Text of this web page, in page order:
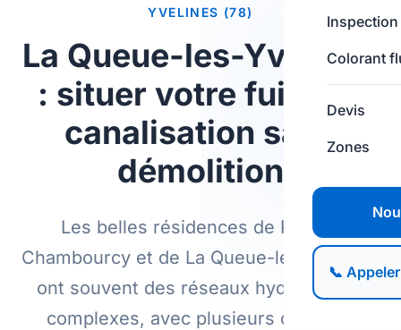
Colorant
Devis
Zones
📞
YVELINES (78)
La Queue-les-Yvelines
: situer votre fuite de
canalisation sans
démolition
Les belles résidences de Poissy,
Chambourcy et de La Queue-les-Yvelines
ont souvent des réseaux hydrauliques
complexes, avec plusieurs corps de